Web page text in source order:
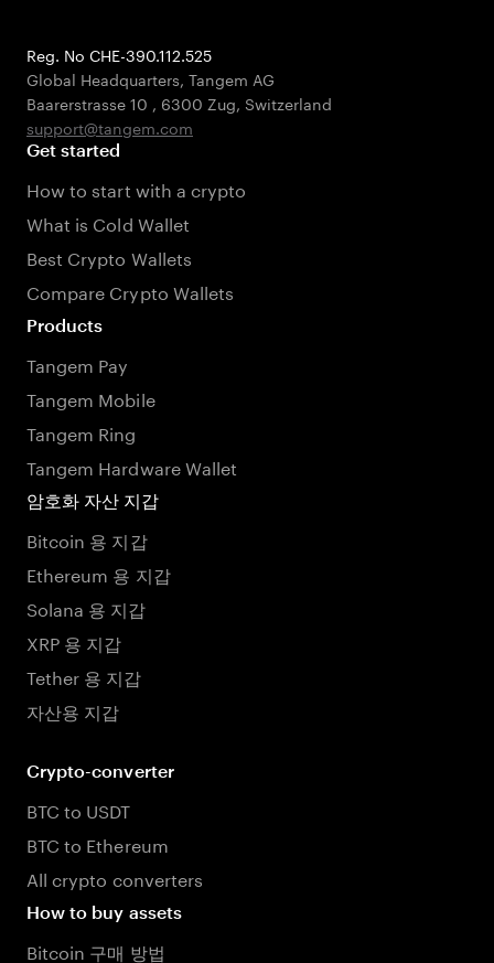
Reg. No CHE-390.112.525
Global Headquarters, Tangem AG
Baarerstrasse 10 , 6300 Zug, Switzerland
support@tangem.com
Get started
How to start with a crypto
What is Cold Wallet
Best Crypto Wallets
Compare Crypto Wallets
Products
Tangem Pay
Tangem Mobile
Tangem Ring
Tangem Hardware Wallet
암호화 자산 지갑
Bitcoin 용 지갑
Ethereum 용 지갑
Solana 용 지갑
XRP 용 지갑
Tether 용 지갑
자산용 지갑
Crypto-converter
BTC to USDT
BTC to Ethereum
All crypto converters
How to buy assets
Bitcoin 구매 방법